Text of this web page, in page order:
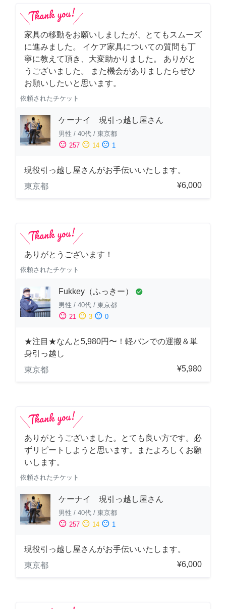
家具の移動をお願いしましたが、とてもスムーズ
に進みました。 イケア家具についての質問も丁
寧に教えて頂き、大変助かりました。 ありがと
うございました。 また機会がありましたらぜひ
お願いしたいと思います。
依頼されたチケット
ケーナイ 現引っ越し屋さん
男性 / 40代 / 東京都
sentiment_satisfied 257 sentiment_neutral 14 sentiment_dissatisfied 1
現役引っ越し屋さんがお手伝いいたします。
東京都
¥6,000
ありがとうございます！
依頼されたチケット
Fukkey（ふっきー） check_circle
男性 / 40代 / 東京都
sentiment_satisfied 21 sentiment_neutral 3 sentiment_dissatisfied 0
★注目★なんと5,980円〜！軽バンでの運搬＆単
身引っ越し
東京都
¥5,980
ありがとうございました。とても良い方です。必
ずリピートしようと思います。またよろしくお願
いします。
依頼されたチケット
ケーナイ 現引っ越し屋さん
男性 / 40代 / 東京都
sentiment_satisfied 257 sentiment_neutral 14 sentiment_dissatisfied 1
現役引っ越し屋さんがお手伝いいたします。
東京都
¥6,000